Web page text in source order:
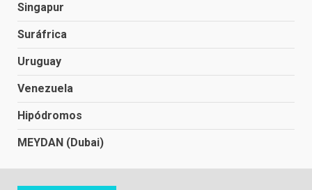
Singapur
Suráfrica
Uruguay
Venezuela
Hipódromos
MEYDAN (Dubai)